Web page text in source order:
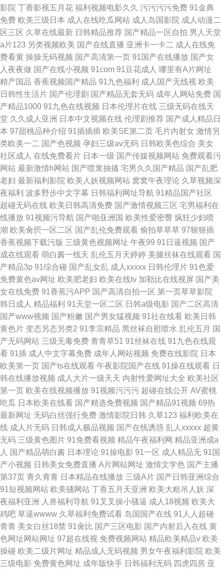
影院 丁香影视五月花 福利视频电影久久 污污污污免费 91金典
免费 欧美三级日本 成人在线吃瓜网站 成人岛国影院 成人动漫二
区三区 久草在线最新 日韩精品推荐 国产精品一区自拍 男人天堂
a片123 另类视频欧美 国产在线直播 亚洲卡一卡二 成人在线免
费看黄 操操无码视频 国产高清第一页 91国产在线播放 国产女
人夜夜做 国产在线小视频 91com 91豆花成人 哪里有A片网址
精产国品 香蕉视频国产精品 91九色福利 成人国产无线视 欧美
日韩性生活片 国产伦理剧 国产精品无套无码 成年人网站免费 国
产精品1000 91九色在线视频 日本伦理片在线 三级无码在线天
堂 久久成人亚洲 日本中文视频在线 伦理剧推荐 国产成人精品日
本 97甜桃品种介绍 91插插插 欧美SE第二页 毛片内射女 激情另
类欧美一二 国产色视频 孕妇三级av无码 日韩欧美色综合 美女
社区成人 在线免费看片 日本一级 国产传媒视频网站 免费观看污
网站 最新激情h网站 国产喷浆抽搐 宅男久久国产精品 国产乱肥
老妇 最新福利影院 欧美人妖视频网站 窝窝午夜理论 久草视频深
夜福利 波多野步中文字幕 日韩福利网址导航 91精品国产社区
超碰无码在线 欧美日韩高清免费 国产激情视频三区 宅男福利在
线播放 91视频污导航 国产啪亚洲国 欧美性爱密臀 疯狂少妇喷
潮 欧美肏屄一区二区 国产乱伦免费观看 偷拍草草草 97狠狠插
香蕉视频下载污版 三级黄色视频网址 午夜99 91日逼视频 国产
成在线观看 萌白酱一线天 乱伦五月天婷婷 美腿丝袜在线观看 国
产精品3p 91综合碰 国产乱女乱 成人xxxxx 日韩伦理片 91色爱
免费黄色av网址 欧美肥老妇 欧美在线tv 加勒比在线视屏 国产美
女在线免费 91香蕉污APP 国产高清自拍一区 第一页草草影院
韩日成人 精品福利 91天堂一区二区 日韩a级电影 国产二区高清
国产www视频 国产粉嫩 国产男女猛视频 91社在线看 欧美日韩
黄色片 变态另态另类2 91李宗精品 黑丝袜自慰喷水 乱伦五月 国
产无码网站 三级无毒免费 青青草51 91丝袜在线 91九色在线观
看 91插 成人中文字幕免费 成年人网站视频 免费在线影院 日本
欧美第一页 国产ts在线观看 午夜影院国产在线 91操在线观看 日
韩在线播放视频 成人大片一级天天 内射性爱网址大全 欧美社区
第一页 欧美在线视频播放 91视频污污污 超碰在线公开 AV蜜桃
吃瓜 日本欧美在线看 国产精选免费视频 国产精品91视频 69热
最新网址 无码白丝强行免费 激情影院日韩 久草123 福利欧美在
线 成人片无码 日韩成人极品视频 国产在线诱惑 乱人xxxxx 超黄
无码 三级黄色图片 91免费看视频 精品午夜福利网 精品亚洲成a
人 国产精品萌白酱 日本理论 91操电影 91一区 成人精品无 91国
产小视频 日韩美女免费直播 A片网站网址 激情文学色 国产主播
第37页 青久青青 日本精品在线播放 三级A片 国产日韩亚洲综合
91短视频网站 欧美骚网站 丁香五月天亚洲 欧美大粗吊人妖 深
夜福利亚洲
人兽福利导航 91叉叉操小骚逼 成人18视频 欧美大
鸡吧 草逼wwww 久草福利免费试看 岛国国产在线 91人人超碰
青青 美女白丝18禁 91肏比 国产三区电影 国产内射后入在线 黄
色网址网站网址 97超在线视 免费视频网站 精品欧美精品v 欧美
操碰 欧美二级片网址 精品成人无码视频 男女午夜福利影院 欧美
三级电影 免费黄色网址 成年版快手 日韩福利无码 四虎四房 亚